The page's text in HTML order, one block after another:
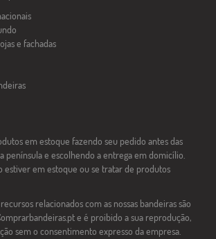
e fachadas
em estoque fazendo seu pedido antes das
península e escolhendo a entrega em domicílio.
estiver em estoque ou se tratar de produtos
relacionados com as nossas bandeiras são
e é proibido a sua reprodução,
sem o consentimento expresso da empresa.